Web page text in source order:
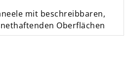
mit beschreibbaren,
Oberflächen